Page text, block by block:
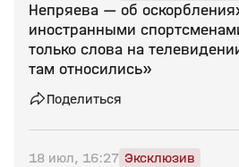
Непряева — об
иностранными
только слова на
там относились»
Поделиться
18 июл, 16:27 Эксклюзив